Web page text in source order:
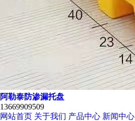
阿勒泰防渗漏托盘
13669909509
网站首页 关于我们 产品中心 新闻中心